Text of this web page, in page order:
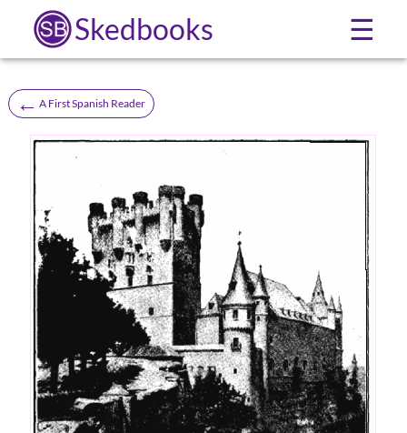
Skedbooks ☰
← A First Spanish Reader